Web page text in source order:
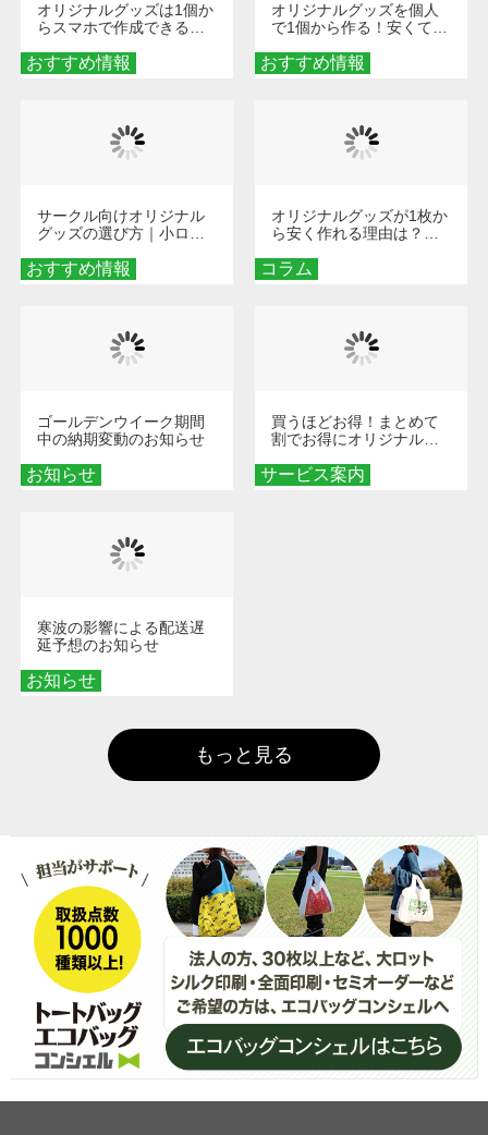
おすすめ情報
オリジナルグッズは1個か
らスマホで作成できる！
くなる巾着＆ポーチ活用
術
おすすめ情報
オリジナルグッズを個人
で1個から作る！安くて簡
秘訣
おすすめ情報
サークル向けオリジナル
グッズの選び方｜小ロッ
める秘訣
コラム
オリジナルグッズが1枚か
ら安く作れる理由は？オ
とメリットを解説
お知らせ
ゴールデンウイーク期間
中の納期変動のお知らせ
サービス案内
買うほどお得！まとめて
割でお得にオリジナルグ
お知らせ
寒波の影響による配送遅
延予想のお知らせ
もっと見る